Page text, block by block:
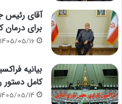
آقای رئیس
برای درمان
1405/05/16
بیانیه
کامل
1405/05/14